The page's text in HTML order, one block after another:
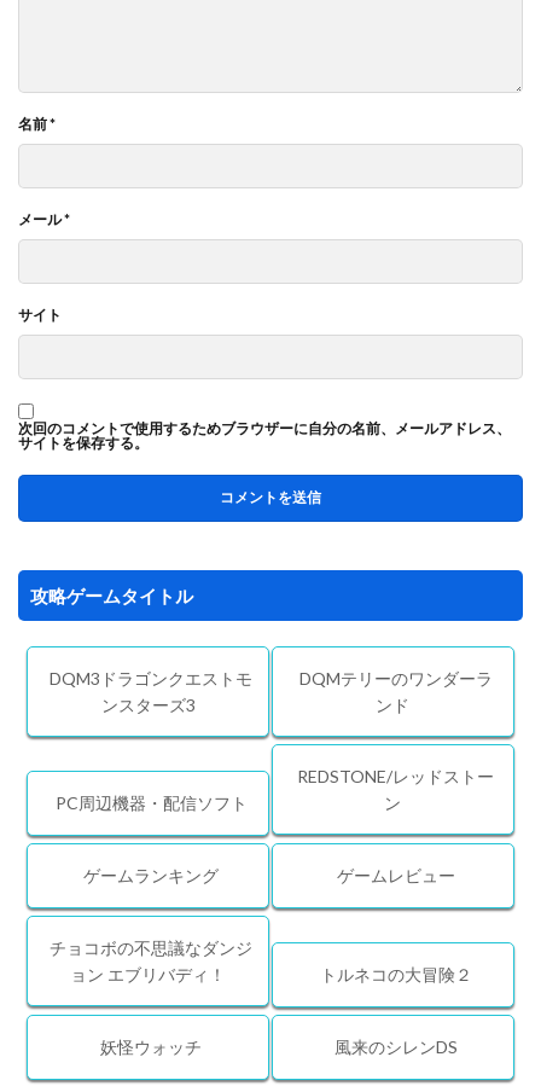
名前*
メール*
サイト
次回のコメントで使用するためブラウザーに自分の名前、メールアドレス、
サイトを保存する。
攻略ゲームタイトル
DQM3ドラゴンクエストモ
ンスターズ3
DQMテリーのワンダーラ
ンド
PC周辺機器・配信ソフト
REDSTONE/レッドストー
ン
ゲームランキング ゲームレビュー
チョコボの不思議なダンジ
ョン エブリバディ！
トルネコの大冒険２
妖怪ウォッチ 風来のシレンDS